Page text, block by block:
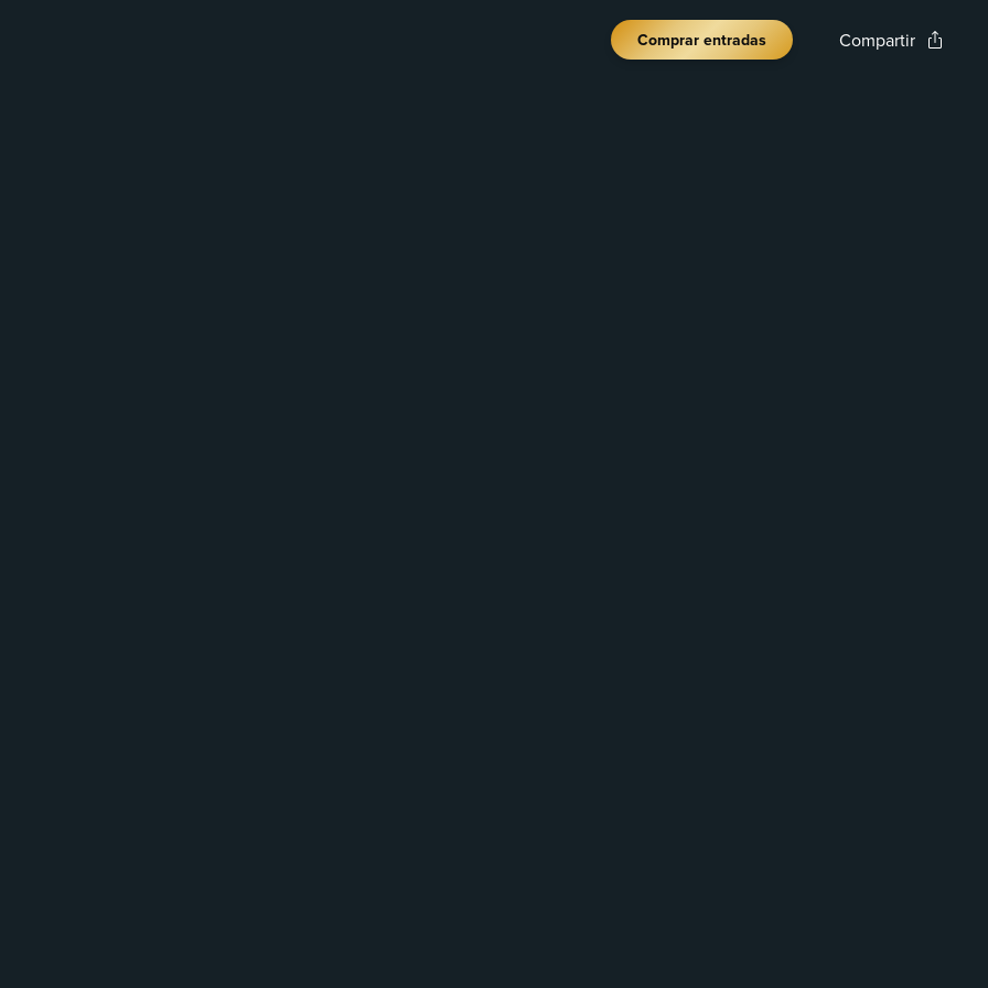
Comprar entradas Compartir